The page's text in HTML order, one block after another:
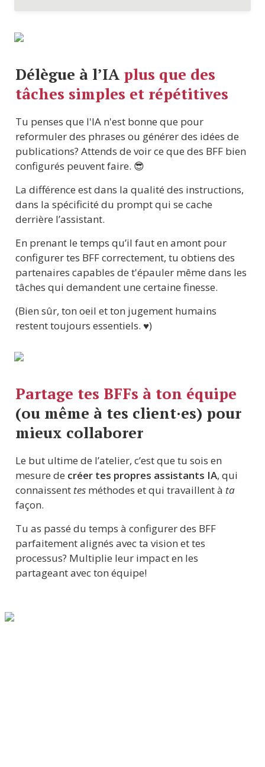
Délègue à l’IA plus que des
tâches simples et répétitives
Tu penses que l'IA n'est bonne que pour
reformuler des phrases ou générer des idées de
publications? Attends de voir ce que des BFF bien
configurés peuvent faire. 😎
La différence est dans la qualité des instructions,
dans la spécificité du prompt qui se cache
derrière l’assistant.
En prenant le temps qu’il faut en amont pour
configurer tes BFF correctement, tu obtiens des
partenaires capables de t'épauler même dans les
tâches qui demandent une certaine finesse.
(Bien sûr, ton oeil et ton jugement humains
restent toujours essentiels. ♥️)
Partage tes BFFs à ton équipe
(ou même à tes client·es) pour
mieux collaborer
Le but ultime de l’atelier, c’est que tu sois en
mesure de créer tes propres assistants IA, qui
connaissent tes méthodes et qui travaillent à
façon.
Tu as passé du temps à configurer des BFF
parfaitement alignés avec ta vision et tes
processus? Multiplie leur impact en les
partageant avec ton équipe!